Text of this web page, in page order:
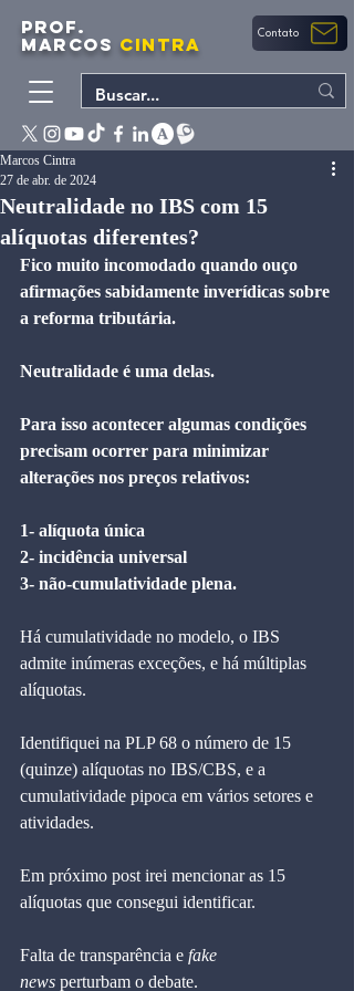
PROF.
MARCOS CINTRA Contato
Neutralidade no IBS com 15
alíquotas diferentes?
Marcos Cintra
27 de abr. de 2024
Fico muito incomodado quando ouço
afirmações sabidamente inverídicas sobre
a reforma tributária.
Neutralidade é uma delas.
Para isso acontecer algumas condições
precisam ocorrer para minimizar
alterações nos preços relativos:
1- alíquota única
2- incidência universal
3- não-cumulatividade plena.
Há cumulatividade no modelo, o IBS
admite inúmeras exceções, e há múltiplas
alíquotas.
Identifiquei na PLP 68 o número de 15
(quinze) alíquotas no IBS/CBS, e a
cumulatividade pipoca em vários setores e
atividades.
Em próximo post irei mencionar as 15
alíquotas que consegui identificar.
Falta de transparência e fake
news perturbam o debate.